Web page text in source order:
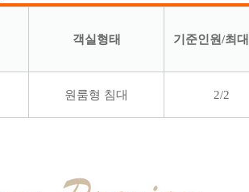
객실형태 기준인원/최
원룸형 침대 2/2